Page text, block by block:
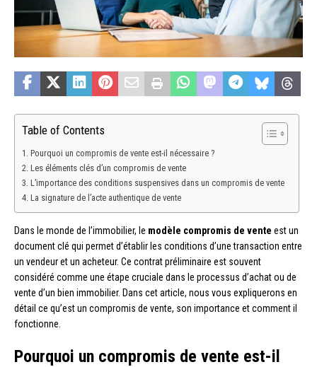
Table of Contents
Pourquoi un compromis de vente est-il nécessaire ?
Les éléments clés d’un compromis de vente
L’importance des conditions suspensives dans un compromis de vente
La signature de l’acte authentique de vente
Dans le monde de l’immobilier, le modèle compromis de vente est un
document clé qui permet d’établir les conditions d’une transaction entre
un vendeur et un acheteur. Ce contrat préliminaire est souvent
considéré comme une étape cruciale dans le processus d’achat ou de
vente d’un bien immobilier. Dans cet article, nous vous expliquerons en
détail ce qu’est un compromis de vente, son importance et comment il
fonctionne.
Pourquoi un compromis de vente est-il